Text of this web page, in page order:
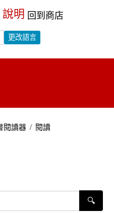
說明 回到商店
Selection
Selection
更改語言
閱讀器 / 閱讀
🔍